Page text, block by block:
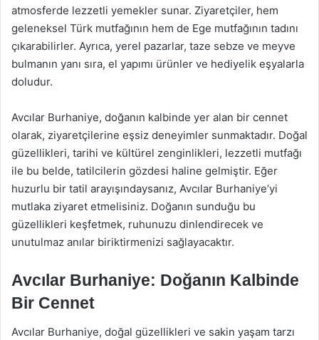
atmosferde lezzetli yemekler sunar. Ziyaretçiler, hem
geleneksel Türk mutfağının hem de Ege mutfağının tadını
çıkarabilirler. Ayrıca, yerel pazarlar, taze sebze ve meyve
bulmanın yanı sıra, el yapımı ürünler ve hediyelik eşyalarla
doludur.
Avcılar Burhaniye, doğanın kalbinde yer alan bir cennet
olarak, ziyaretçilerine eşsiz deneyimler sunmaktadır. Doğal
güzellikleri, tarihi ve kültürel zenginlikleri, lezzetli mutfağı
ile bu belde, tatilcilerin gözdesi haline gelmiştir. Eğer
huzurlu bir tatil arayışındaysanız, Avcılar Burhaniye’yi
mutlaka ziyaret etmelisiniz. Doğanın sunduğu bu
güzellikleri keşfetmek, ruhunuzu dinlendirecek ve
unutulmaz anılar biriktirmenizi sağlayacaktır.
Avcılar Burhaniye: Doğanın Kalbinde
Bir Cennet
Avcılar Burhaniye, doğal güzellikleri ve sakin yaşam tarzı